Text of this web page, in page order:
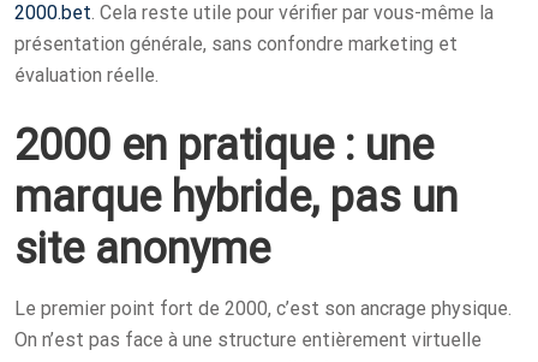
2000.bet. Cela reste utile pour vérifier par vous-même la
présentation générale, sans confondre marketing et
évaluation réelle.
2000 en pratique : une
marque hybride, pas un
site anonyme
Le premier point fort de 2000, c’est son ancrage physique.
On n’est pas face à une structure entièrement virtuelle